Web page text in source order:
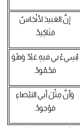
إنَّ العَبيدَ لأنْجَاسٌ
مَنَاكِيدُ.
يُسِيءُ بي فيهِ عَبْدٌ وَهْوَ
مَحْمُودُ.
وَأنَّ مِثْلَ أبي البَيْضاءِ
مَوْجودُ.